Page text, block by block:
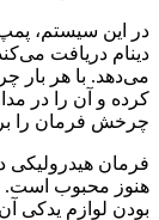
در این سیستم،
دینام دریافت
می‌دهد. با هر
کرده و آن را در
چرخش فرمان را
فرمان هیدرولیکی
هنوز محبوب است.
بودن لوازم یدکی